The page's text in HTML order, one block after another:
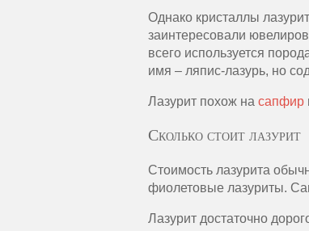
Однако кристаллы
заинтересовали
всего используется
имя – ляпис-лазурь, но
Лазурит похож на сапфир
Сколько стоит лазурит
Стоимость лазурита
фиолетовые лазуриты.
Лазурит достаточно